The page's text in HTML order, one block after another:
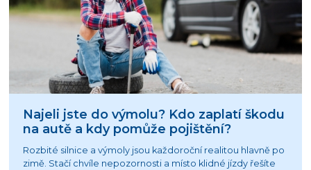
Najeli jste do výmolu? Kdo zaplatí škodu
na autě a kdy pomůže pojištění?
Rozbité silnice a výmoly jsou každoroční realitou hlavně po
zimě. Stačí chvíle nepozornosti a místo klidné jízdy řešíte